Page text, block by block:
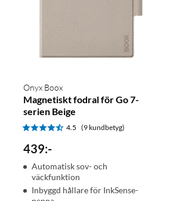
Onyx Boox
Magnetiskt fodral för Go 7-
serien Beige
4.5 (9 kundbetyg)
439:-
Automatisk sov- och
väckfunktion
Inbyggd hållare för InkSense-